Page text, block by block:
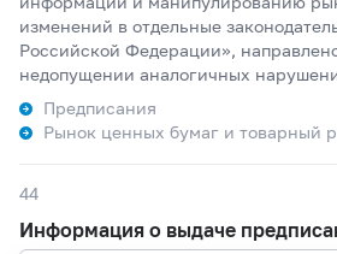
изменений в отдельные
Российской Федерации»,
недопущении аналогичных
Предписания
Рынок ценных бумаг и товарный
44
Информация о выдаче